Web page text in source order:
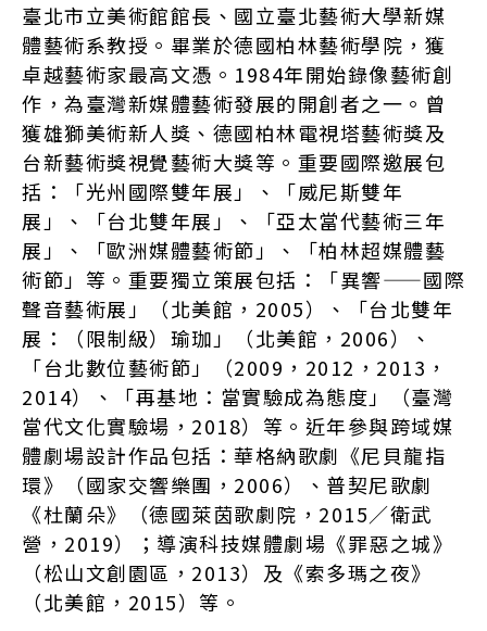
臺北市立美術館館長、國立臺北藝術大學新媒
體藝術系教授。畢業於德國柏林藝術學院，獲
卓越藝術家最高文憑。1984年開始錄像藝術創
作，為臺灣新媒體藝術發展的開創者之一。曾
獲雄獅美術新人獎、德國柏林電視塔藝術獎及
台新藝術獎視覺藝術大獎等。重要國際邀展包
括：「光州國際雙年展」、「威尼斯雙年
展」、「台北雙年展」、「亞太當代藝術三年
展」、「歐洲媒體藝術節」、「柏林超媒體藝
術節」等。重要獨立策展包括：「異響——國際
聲音藝術展」（北美館，2005）、「台北雙年
展：（限制級）瑜珈」（北美館，2006）、
「台北數位藝術節」（2009，2012，2013，
2014）、「再基地：當實驗成為態度」（臺灣
當代文化實驗場，2018）等。近年參與跨域媒
體劇場設計作品包括：華格納歌劇《尼貝龍指
環》（國家交響樂團，2006）、普契尼歌劇
《杜蘭朵》（德國萊茵歌劇院，2015／衛武
營，2019）；導演科技媒體劇場《罪惡之城》
（松山文創園區，2013）及《索多瑪之夜》
（北美館，2015）等。